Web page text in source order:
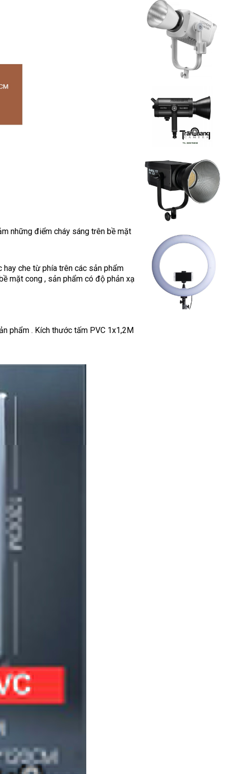
những điểm cháy sáng trên bề mặt
che từ phía trên các sản phẩm
mặt cong , sản phẩm có độ phản xạ
phẩm . Kích thước tấm PVC 1x1,2M